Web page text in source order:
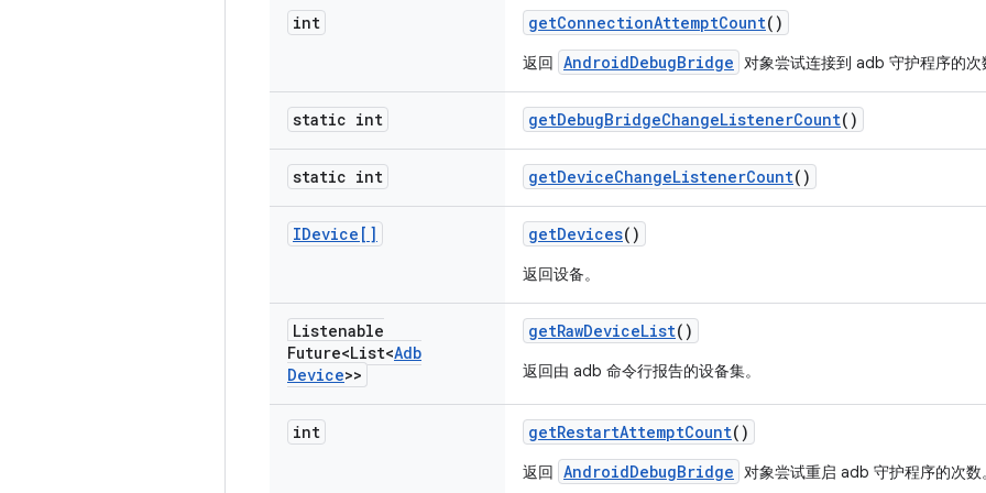
int getConnectionAttemptCount()
返回 AndroidDebugBridge 对象尝试连接到 adb 守护程序的次
static int getDebugBridgeChangeListenerCount()
static int getDeviceChangeListenerCount()
IDevice[] getDevices()
返回设备。
Listenable
Future<List<Adb
Device>>
getRawDeviceList()
返回由 adb 命令行报告的设备集。
int getRestartAttemptCount()
返回 AndroidDebugBridge 对象尝试重启 adb 守护程序的次数